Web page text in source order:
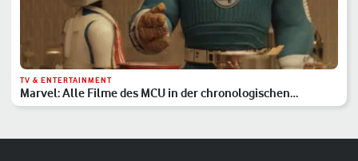
TV & ENTERTAINMENT
Marvel: Alle Filme des MCU in der chronologischen
Reihenfolge